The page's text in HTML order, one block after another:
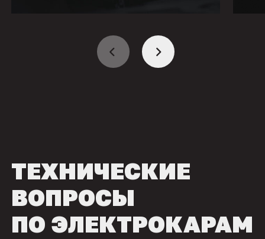
ТЕХНИЧЕСКИЕ
ВОПРОСЫ
ПО ЭЛЕКТРОКАРАМ